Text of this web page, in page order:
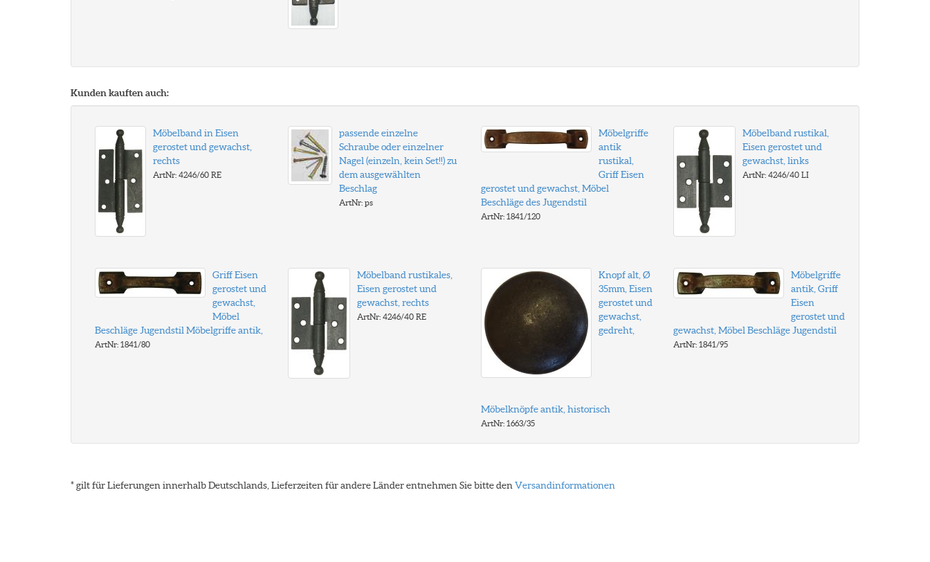
Kunden kauften auch:
Möbelband in Eisen
gerostet und gewachst,
rechts
ArtNr: 4246/60 RE
passende einzelne
Schraube oder einzelner
Nagel (einzeln, kein Set!!) zu
dem ausgewählten
Beschlag
ArtNr: ps
Möbelgriffe
antik
rustikal,
Griff Eisen
gerostet und gewachst, Möbel
Beschläge des Jugendstil
ArtNr: 1841/120
Möbelband rustikal,
Eisen gerostet und
gewachst, links
ArtNr: 4246/40 LI
Griff Eisen
gerostet und
gewachst,
Möbel
Beschläge Jugendstil Möbelgriffe antik,
ArtNr: 1841/80
Möbelband rustikales,
Eisen gerostet und
gewachst, rechts
ArtNr: 4246/40 RE
Knopf alt, Ø
35mm, Eisen
gerostet und
gewachst,
gedreht,
Möbelknöpfe antik, historisch
ArtNr: 1663/35
Möbelgriffe
antik, Griff
Eisen
gerostet und
gewachst, Möbel Beschläge Jugendstil
ArtNr: 1841/95
* gilt für Lieferungen innerhalb Deutschlands, Lieferzeiten für andere Länder entnehmen Sie bitte den Versandinformationen